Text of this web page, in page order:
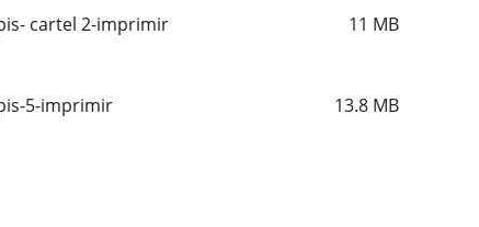
cartel 2-imprimir 11 MB
5-imprimir 13.8 MB